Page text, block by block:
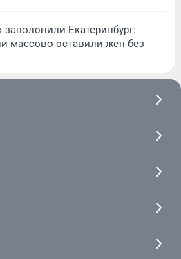
Екатеринбург:
массово оставили жен без